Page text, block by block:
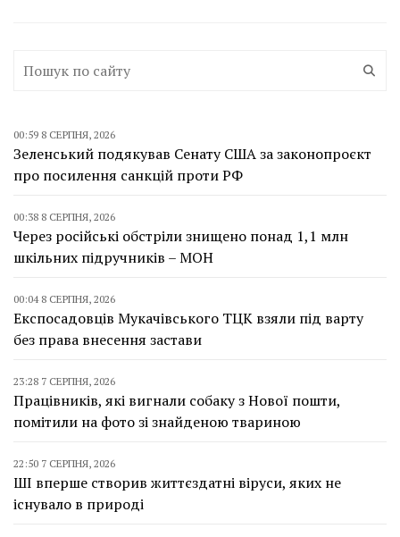
00:59 8 СЕРПНЯ, 2026
Зеленський подякував Сенату США за законопроєкт
про посилення санкцій проти РФ
00:38 8 СЕРПНЯ, 2026
Через російські обстріли знищено понад 1,1 млн
шкільних підручників – МОН
00:04 8 СЕРПНЯ, 2026
Експосадовців Мукачівського ТЦК взяли під варту
без права внесення застави
23:28 7 СЕРПНЯ, 2026
Працівників, які вигнали собаку з Нової пошти,
помітили на фото зі знайденою твариною
22:50 7 СЕРПНЯ, 2026
ШІ вперше створив життєздатні віруси, яких не
існувало в природі